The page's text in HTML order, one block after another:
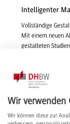
Intelligenter
Vollständige
Mit einem neuen
gestalteten
weiterlesen
Wir verwenden
Wir können diese zur